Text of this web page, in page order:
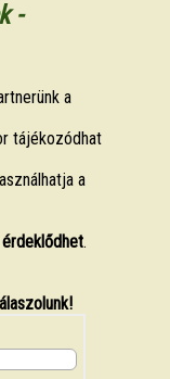
-
a
tájékozódhat
a
.